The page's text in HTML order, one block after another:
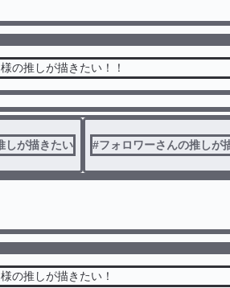
の推しが描きたい！！
しが描きたい #フォロワーさんの推しが
の推しが描きたい！